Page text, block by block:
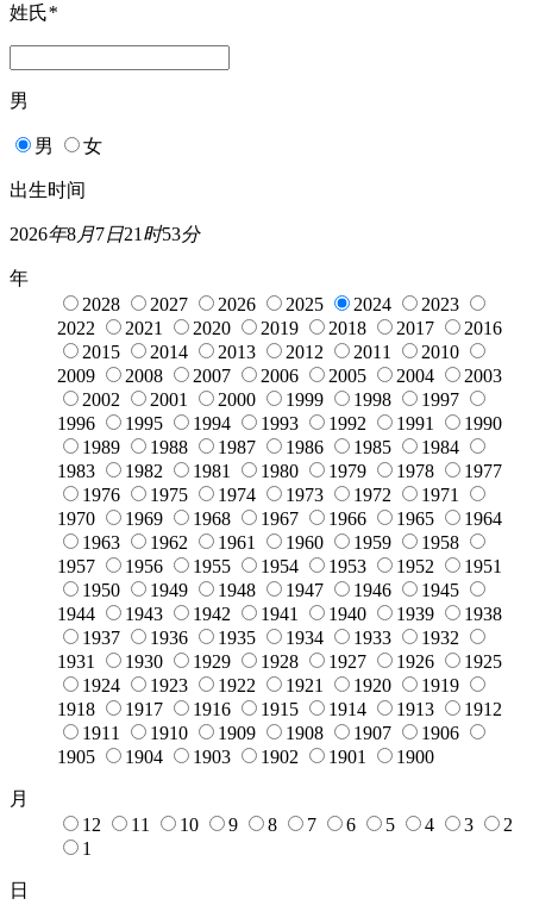
姓氏*
男
男 女
出生时间
2026年8月7日21 时53分
年
2028
2027 2026 2025 2024
2023
2022
2021 2020 2019 2018 2017
2016
2015
2014 2013 2012 2011
2010
2009
2008 2007 2006 2005 2004
2003
2002
2001 2000 1999 1998
1997
1996
1995 1994 1993 1992 1991
1990
1989
1988 1987 1986 1985
1984
1983
1982 1981 1980 1979 1978
1977
1976
1975 1974 1973 1972
1971
1970
1969 1968 1967 1966 1965
1964
1963
1962 1961 1960 1959
1958
1957
1956 1955 1954 1953 1952
1951
1950
1949 1948 1947 1946
1945
1944
1943 1942 1941 1940 1939
1938
1937
1936 1935 1934 1933
1932
1931
1930 1929 1928 1927 1926
1925
1924
1923 1922 1921 1920
1919
1918
1917 1916 1915 1914 1913
1912
1911
1910 1909 1908 1907
1906
1905
1904 1903 1902 1901 1900
月
12
11 10 9 8 7 6 5 4 3
2
1
日